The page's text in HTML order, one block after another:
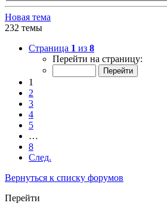
Новая тема
232 темы
Страница 1 из 8
Перейти на страницу:
1
2
3
4
5
…
8
След.
Вернуться к списку форумов
Перейти